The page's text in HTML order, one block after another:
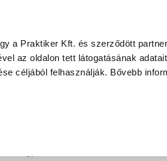
a Praktiker Kft. és szerződött
az oldalon tett látogatásának adatait
céljából felhasználják. Bővebb